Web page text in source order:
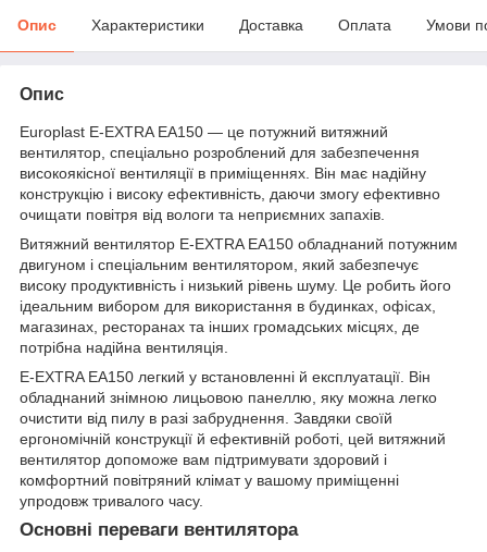
Опис Характеристики Доставка Оплата Умови
Опис
Europlast E-EXTRA EA150 — це потужний витяжний
вентилятор, спеціально розроблений для забезпечення
високоякісної вентиляції в приміщеннях. Він має надійну
конструкцію і високу ефективність, даючи змогу ефективно
очищати повітря від вологи та неприємних запахів.
Витяжний вентилятор E-EXTRA EA150 обладнаний потужним
двигуном і спеціальним вентилятором, який забезпечує
високу продуктивність і низький рівень шуму. Це робить його
ідеальним вибором для використання в будинках, офісах,
магазинах, ресторанах та інших громадських місцях, де
потрібна надійна вентиляція.
E-EXTRA EA150 легкий у встановленні й експлуатації. Він
обладнаний знімною лицьовою панеллю, яку можна легко
очистити від пилу в разі забруднення. Завдяки своїй
ергономічній конструкції й ефективній роботі, цей витяжний
вентилятор допоможе вам підтримувати здоровий і
комфортний повітряний клімат у вашому приміщенні
упродовж тривалого часу.
Основні переваги вентилятора